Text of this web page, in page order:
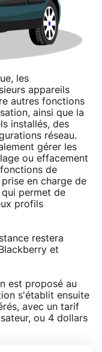
les
appareils
autres fonctions
ainsi que la
installés, des
réseau.
gérer les
ou effacement
de
en charge de
qui permet de
profils
restera
et
est proposé au
s'établit ensuite
avec un tarif
ou 4 dollars